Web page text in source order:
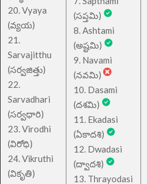
20. Vyaya
(వ్యయ)
21.
Sarvajitthu
(సర్వజిత్తు)
22.
Sarvadhari
(సర్వధారి)
23. Virodhi
(విరోధి)
24. Vikruthi
(వికృతి)
(సప్తమి)
8. Ashtami
(అష్టమి)
9. Navami
(నవమి)
10. Dasami
(దశమి)
11. Ekadasi
(ఏకాదశి)
12. Dwadasi
(ద్వాదశి)
13. Thrayodasi